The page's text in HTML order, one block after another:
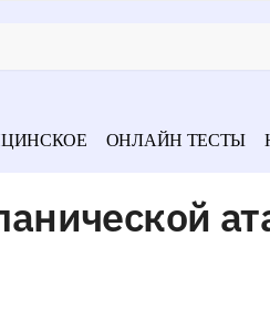
ОНЛАЙН ТЕСТЫ